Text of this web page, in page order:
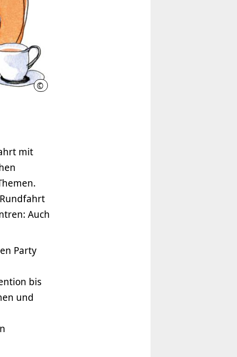
© Heller Grafikdesign
mit
Auch
Party
bis
und